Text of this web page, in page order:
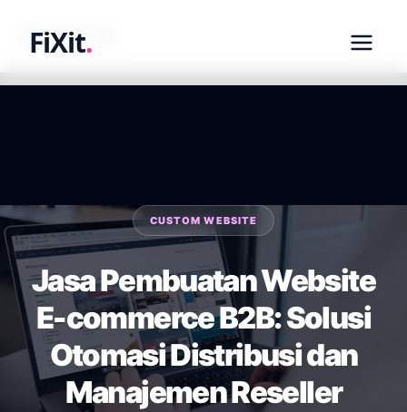
FiXit.
fixit.co.id
CUSTOM WEBSITE
Jasa Pembuatan Website
E-commerce B2B: Solusi
Otomasi Distribusi dan
Manajemen Reseller